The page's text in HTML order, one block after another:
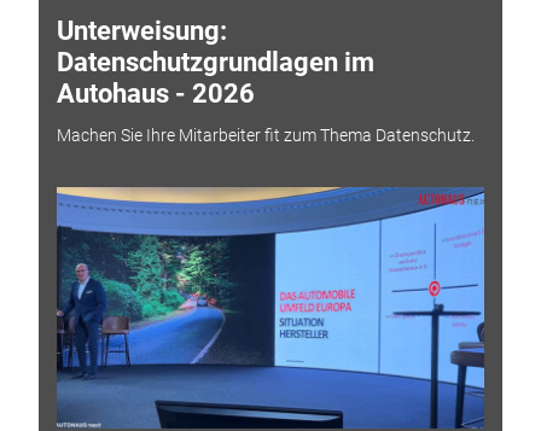
Unterweisung:
Datenschutzgrundlagen im
Autohaus - 2026
Machen Sie Ihre Mitarbeiter fit zum Thema Datenschutz.